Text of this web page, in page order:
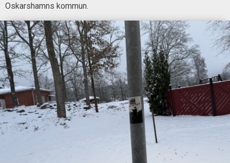
Oskarshamns kommun.